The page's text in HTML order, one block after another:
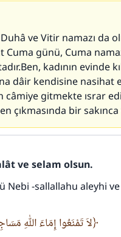
ve Vitir namazı da
Cuma günü, Cuma
kadının evinde
dâir kendisine nasihat
câmiye gitmekte ısrar
çıkmasında bir sakınca
ve selam olsun.
Nebi -sallallahu aleyhi
لاَ تَمْنَعُوا إِمَاءَ اللهِ
bir evliliği